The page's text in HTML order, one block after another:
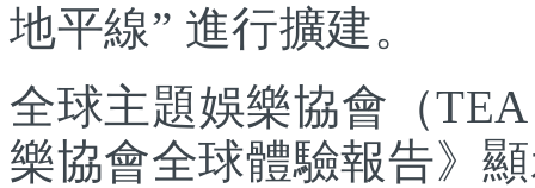
地平線” 進行擴建。
全球主題娛樂協會（
樂協會全球體驗報告》